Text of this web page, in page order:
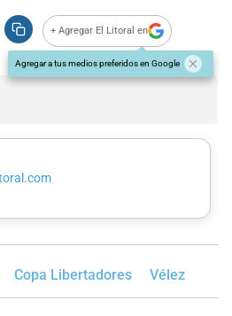
+ Agregar El Litoral en
Agregar a tus medios preferidos en Google
Copa Libertadores Vélez